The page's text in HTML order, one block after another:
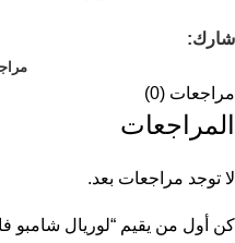
شارك:
مراجعات (0)
المراجعات
لا توجد مراجعات بعد.
كن أول من يقيم “لوريال شامبو